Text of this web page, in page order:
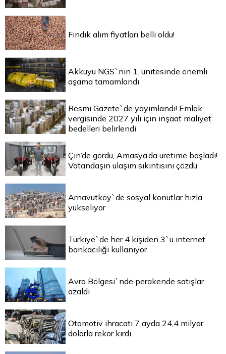
Fındık alım fiyatları belli oldu!
Akkuyu NGS`nin 1. ünitesinde önemli
aşama tamamlandı
Resmi Gazete`de yayımlandı! Emlak
vergisinde 2027 yılı için inşaat maliyet
bedelleri belirlendi
Çin’de gördü, Amasya’da üretime başladı!
Vatandaşın ulaşım sıkıntısını çözdü
Arnavutköy`de sosyal konutlar hızla
yükseliyor
Türkiye`de her 4 kişiden 3`ü internet
bankacılığı kullanıyor
Avro Bölgesi`nde perakende satışlar
azaldı
Otomotiv ihracatı 7 ayda 24,4 milyar
dolarla rekor kırdı